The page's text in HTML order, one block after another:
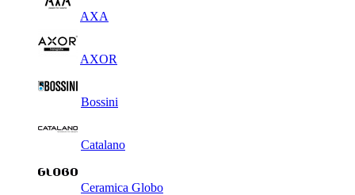
AXA
AXOR
Bossini
Catalano
Ceramica Globo